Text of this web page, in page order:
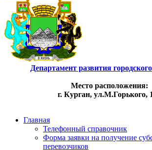
Департамент развития
Место расположения:
г. Курган, ул.М.Горького,
Главная
Телефонный справочник
Форма заявки на получение
перевозчиков